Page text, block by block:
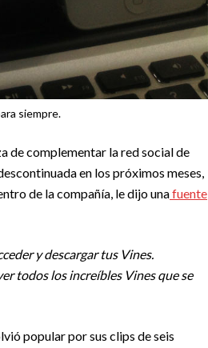
siempre.
de complementar la red social de
en los próximos meses,
de la compañía, le dijo unafuente
y descargar tus Vines.
todos los increíbles Vines que se
popular por sus clips de seis